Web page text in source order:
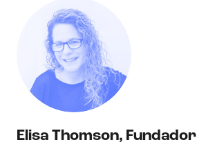
Elisa Thomson, Fundador